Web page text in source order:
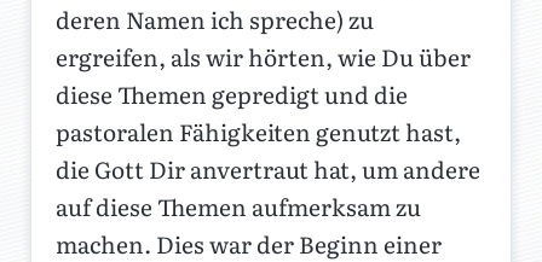
deren Namen ich spreche) zu
ergreifen, als wir hörten, wie Du über
diese Themen gepredigt und die
pastoralen Fähigkeiten genutzt hast,
die Gott Dir anvertraut hat, um andere
auf diese Themen aufmerksam zu
machen. Dies war der Beginn einer